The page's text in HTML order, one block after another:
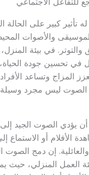
كبير على الحالة
والأصوات
في بيئة
في تحسين جودة
المزاج وتساعد
الصوت ليس مجرد
يؤدي الصوت الجيد
الأفلام أو الاستماع
والعائلية. إن دمج الصوت
العمل المنزلي، حيث